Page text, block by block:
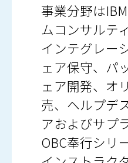
事業分野は
ムコンサルテ
インテグレー
ェア保守、パ
ェア開発、オ
売、ヘルプデ
アおよびサプ
OBC奉行シリ